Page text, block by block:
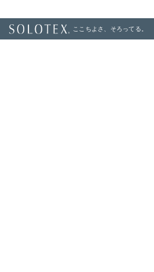
ここちよさ、そろってる。